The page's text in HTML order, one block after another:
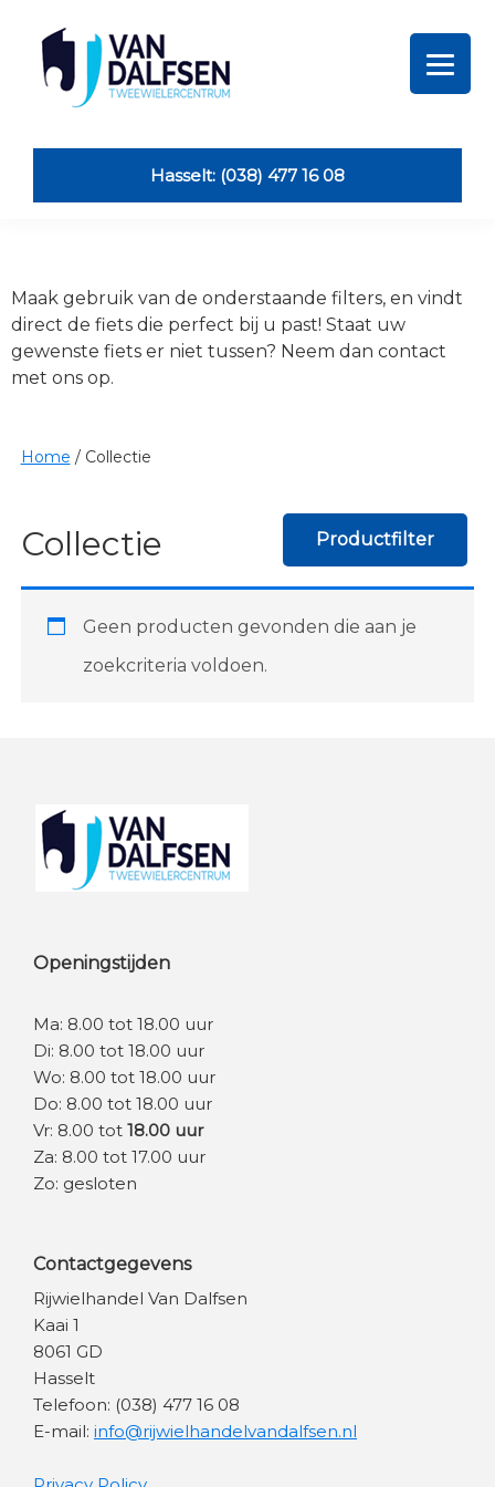
primary
navigation
primary
footer
Dalfsen
TweewielersHasselt: (038) 477 16 08
Maak gebruik van de onderstaande filters, en vindt
direct de fiets die perfect bij u past! Staat uw
gewenste fiets er niet tussen? Neem dan contact
met ons op.
Productfilter
Home / Collectie
Collectie
Geen producten gevonden die aan je
zoekcriteria voldoen.
Footer
Openingstijden
Ma: 8.00 tot 18.00 uur
Di: 8.00 tot 18.00 uur
Wo: 8.00 tot 18.00 uur
Do: 8.00 tot 18.00 uur
Vr: 8.00 tot 18.00 uur
Za: 8.00 tot 17.00 uur
Zo: gesloten
Contactgegevens
Rijwielhandel Van Dalfsen
Kaai 1
8061 GD
Hasselt
Telefoon: (038) 477 16 08
E-mail: info@rijwielhandelvandalfsen.nl